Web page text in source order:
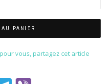
PANIER
vous, partagez cet article